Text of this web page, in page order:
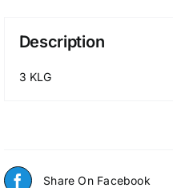
Description
3 KLG
Share On Facebook